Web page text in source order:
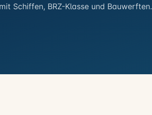
Schiffen, BRZ-Klasse und Bauwerften.